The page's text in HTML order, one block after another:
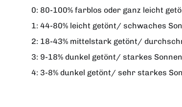
0: 80-100% farblos oder ganz leicht
1: 44-80% leicht getönt/ schwaches
2: 18-43% mittelstark getönt/
3: 9-18% dunkel getönt/ starkes
4: 3-8% dunkel getönt/ sehr starkes